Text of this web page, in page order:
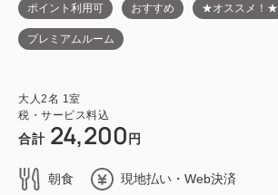
ポイント利用可 おすすめ ★オススメ！★
プレミアムルーム
大人 2名 1 室
税・サービス料込
合計 24,200 円
朝食 現地払い・Web決済